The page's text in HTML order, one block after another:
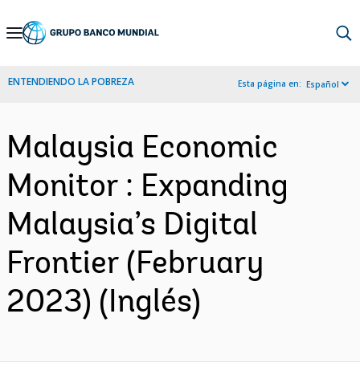
Skip
Navigation
ENTENDIENDO LA POBREZA Esta página en: Español
Malaysia Economic
Monitor : Expanding
Malaysia’s Digital
Frontier (February
2023) (Inglés)